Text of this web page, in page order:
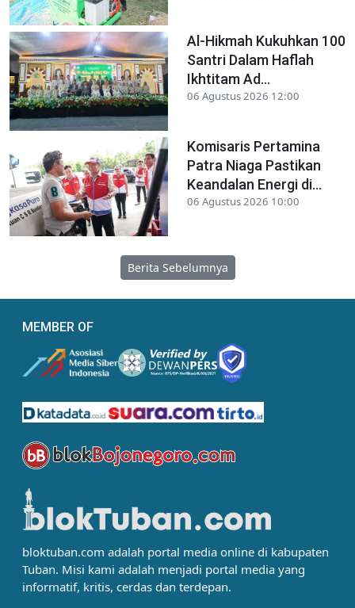
Al-Hikmah Kukuhkan 100
Santri Dalam Haflah
Ikhtitam Ad...
06 Agustus 2026 12:00
Komisaris Pertamina
Patra Niaga Pastikan
Keandalan Energi di...
06 Agustus 2026 10:00
Berita Sebelumnya
MEMBER OF
bloktuban.com adalah portal media online di kabupaten
Tuban. Misi kami adalah menjadi portal media yang
informatif, kritis, cerdas dan terdepan.